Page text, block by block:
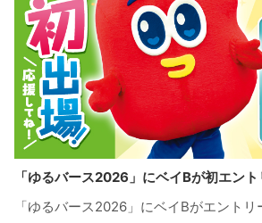
「ゆるバース2026」にベイBが初エント
「ゆるバース2026」にベイBがエントリ